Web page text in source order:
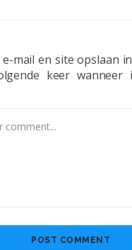
mail en site opslaan
keer wanneer